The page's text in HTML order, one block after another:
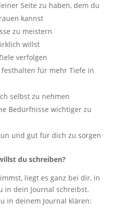
Seite zu haben, dem du
kannst
zu meistern
willst
verfolgen
festhalten für mehr Tiefe in
selbst zu nehmen
Bedürfnisse wichtiger zu
und gut für dich zu sorgen
du schreiben?
liegt es ganz bei dir, in
in dein Journal schreibst.
in deinem Journal klären: